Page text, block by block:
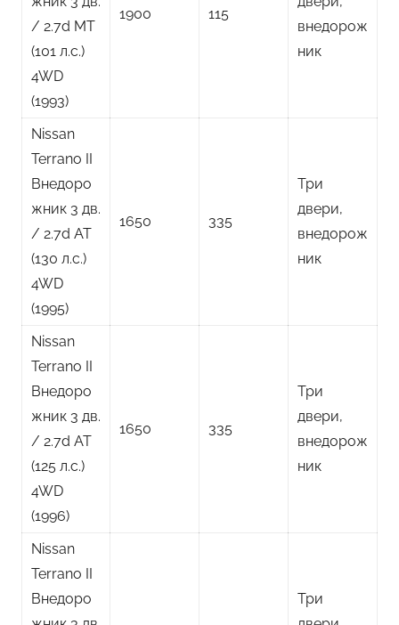
/ 2.7d MT
(101 л.с.)
4WD
(1993)
1900 115
внедорож
ник
Nissan
Terrano II
Внедоро
жник 3 дв.
/ 2.7d AT
(130 л.с.)
4WD
(1995)
1650 335
Три
двери,
внедорож
ник
Nissan
Terrano II
Внедоро
жник 3 дв.
/ 2.7d AT
(125 л.с.)
4WD
(1996)
1650 335
Три
двери,
внедорож
ник
Nissan
Terrano II
Внедоро
Три